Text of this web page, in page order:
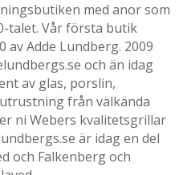
med anor som
talet. Vår första butik
av Adde Lundberg. 2009
och än idag
av glas, porslin,
från välkända
ni Webers kvalitetsgrillar
är idag en del
och Falkenberg och